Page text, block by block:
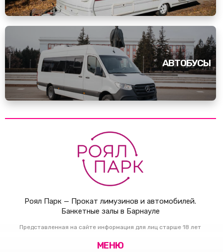
АВТОБУСЫ
Роял Парк — Прокат лимузинов и автомобилей.
Банкетные залы в Барнауле
Представленная на сайте информация для лиц старше 18 лет
МЕНЮ